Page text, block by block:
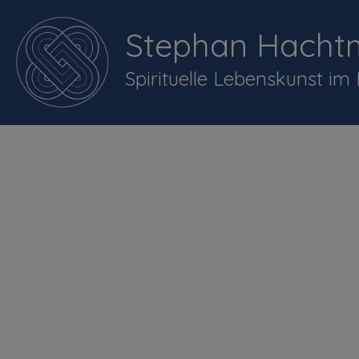
Stephan
Spirituelle Lebenskunst im